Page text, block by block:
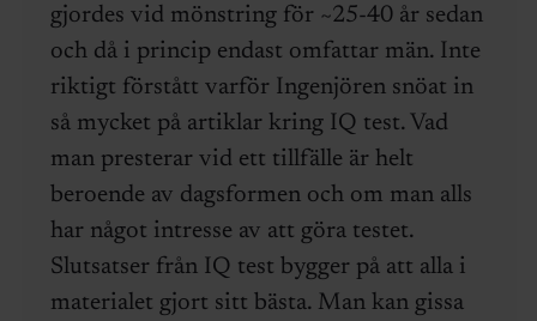
gjordes vid mönstring för ~25-40 år sedan
och då i princip endast omfattar män. Inte
riktigt förstått varför Ingenjören snöat in
så mycket på artiklar kring IQ test. Vad
man presterar vid ett tillfälle är helt
beroende av dagsformen och om man alls
har något intresse av att göra testet.
Slutsatser från IQ test bygger på att alla i
materialet gjort sitt bästa. Man kan gissa